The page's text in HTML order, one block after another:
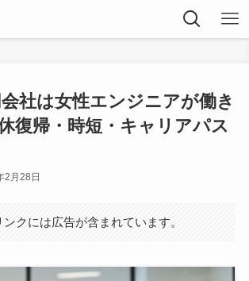
社は女性エンジニアが働き
復帰・時短・キャリアパス
2月28日
クには広告が含まれています。